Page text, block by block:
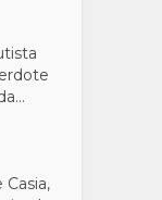
Casia,